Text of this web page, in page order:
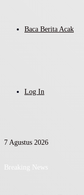
Baca Berita Acak
Log In
7 Agustus 2026
Breaking News